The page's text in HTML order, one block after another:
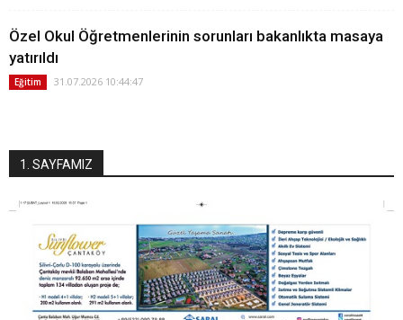
Özel Okul Öğretmenlerinin sorunları bakanlıkta masaya
yatırıldı
Eğitim 31.07.2026 10:44:47
1. SAYFAMIZ